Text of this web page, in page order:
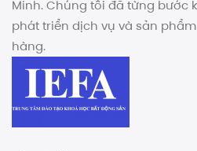
Minh. Chúng tôi đã từng bước
phát triển dịch vụ và sản
hàng.